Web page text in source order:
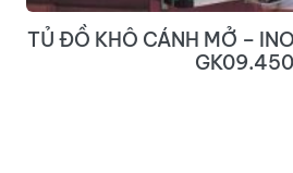
TỦ ĐỒ KHÔ CÁNH MỞ –
GK09.450